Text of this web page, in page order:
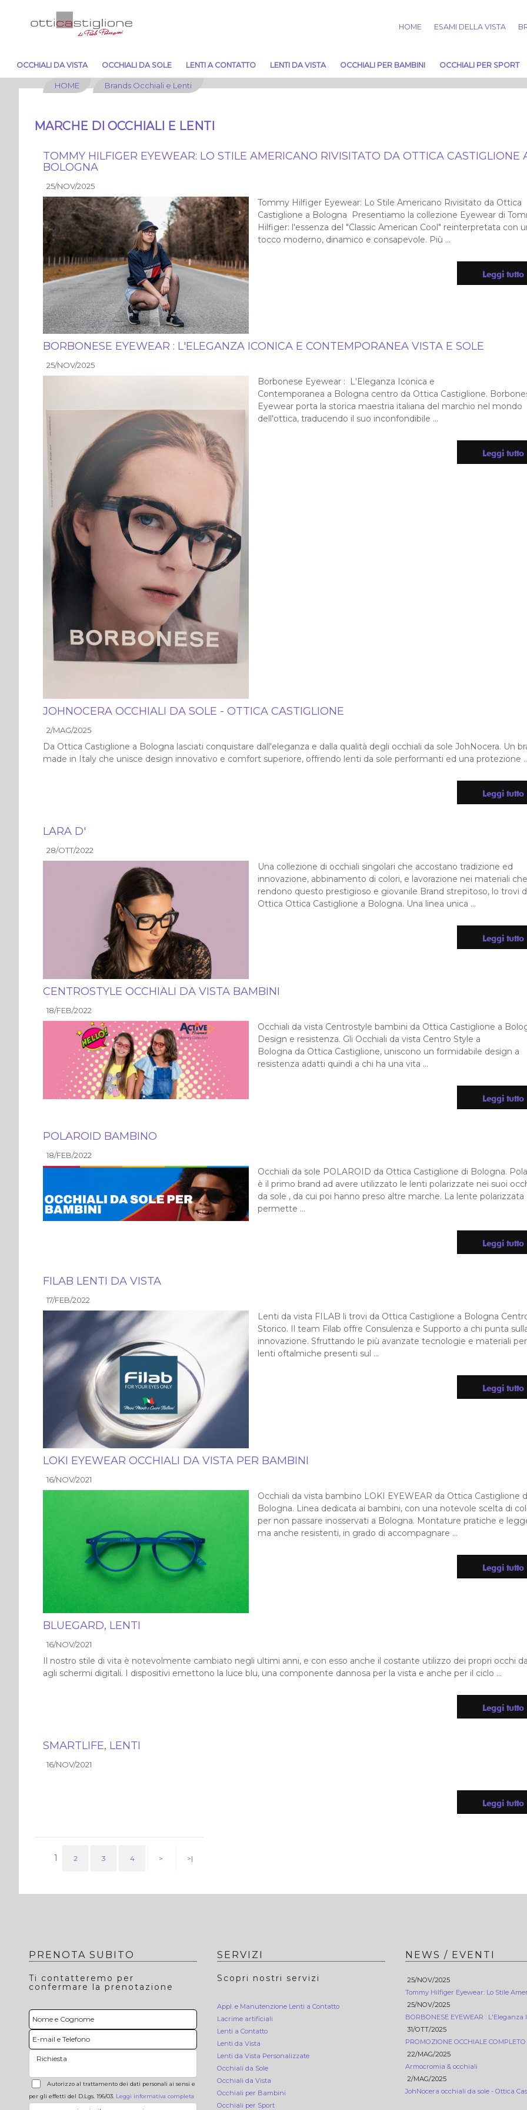
HOME ESAMI DELLA VISTA
OCCHIALI DA VISTA OCCHIALI DA SOLE LENTI A CONTATTO LENTI DA VISTA OCCHIALI PER BAMBINI OCCHIALI PER SPORT
HOME Brands Occhiali e Lenti
MARCHE DI OCCHIALI E LENTI
TOMMY HILFIGER EYEWEAR: LO STILE AMERICANO RIVISITATO DA OTTICA CASTIGLIONE
BOLOGNA
25/NOV/2025
Tommy Hilfiger Eyewear: Lo Stile Americano Rivisitato da Ottica
Castiglione a Bologna Presentiamo la collezione Eyewear di
Hilfiger: l'essenza del "Classic American Cool" reinterpretata con
tocco moderno, dinamico e consapevole. Più ...
Leggi tutto
BORBONESE EYEWEAR : L'ELEGANZA ICONICA E CONTEMPORANEA VISTA E SOLE
25/NOV/2025
Borbonese Eyewear : L'Eleganza Iconica e
Contemporanea a Bologna centro da Ottica Castiglione.
Eyewear porta la storica maestria italiana del marchio nel mondo
dell'ottica, traducendo il suo inconfondibile ...
Leggi tutto
JOHNOCERA OCCHIALI DA SOLE - OTTICA CASTIGLIONE
2/MAG/2025
Da Ottica Castiglione a Bologna lasciati conquistare dall'eleganza e dalla qualità degli occhiali da sole JohNocera. Un
made in Italy che unisce design innovativo e comfort superiore, offrendo lenti da sole performanti ed una protezione
Leggi tutto
LARA D'
28/OTT/2022
Una collezione di occhiali singolari che accostano tradizione ed
innovazione, abbinamento di colori, e lavorazione nei materiali che
rendono questo prestigioso e giovanile Brand strepitoso, lo trovi
Ottica Ottica Castiglione a Bologna. Una linea unica ...
Leggi tutto
CENTROSTYLE OCCHIALI DA VISTA BAMBINI
18/FEB/2022
Occhiali da vista Centrostyle bambini da Ottica Castiglione a
Design e resistenza. Gli Occhiali da vista Centro Style a
Bologna da Ottica Castiglione, uniscono un formidabile design a
resistenza adatti quindi a chi ha una vita ...
Leggi tutto
POLAROID BAMBINO
18/FEB/2022
Occhiali da sole POLAROID da Ottica Castiglione di Bologna.
è il primo brand ad avere utilizzato le lenti polarizzate nei suoi
da sole , da cui poi hanno preso altre marche. La lente polarizzata
permette ...
Leggi tutto
FILAB LENTI DA VISTA
17/FEB/2022
Lenti da vista FILAB li trovi da Ottica Castiglione a Bologna
Storico. Il team Filab offre Consulenza e Supporto a chi punta
innovazione. Sfruttando le più avanzate tecnologie e materiali
lenti oftalmiche presenti sul ...
Leggi tutto
LOKI EYEWEAR OCCHIALI DA VISTA PER BAMBINI
16/NOV/2021
Occhiali da vista bambino LOKI EYEWEAR da Ottica Castiglione
Bologna. Linea dedicata ai bambini, con una notevole scelta di
per non passare inosservati a Bologna. Montature pratiche e
ma anche resistenti, in grado di accompagnare ...
Leggi tutto
BLUEGARD, LENTI
16/NOV/2021
Il nostro stile di vita è notevolmente cambiato negli ultimi anni, e con esso anche il costante utilizzo dei propri occhi
agli schermi digitali. I dispositivi emettono la luce blu, una componente dannosa per la vista e anche per il ciclo ...
Leggi tutto
SMARTLIFE, LENTI
16/NOV/2021
Leggi tutto
1 2 3 4 > >|
PRENOTA SUBITO
Ti contatteremo per
confermare la prenotazione
Autorizzo al trattamento dei dati personali ai sensi e
per gli effetti del D.Lgs. 196/03. Leggi informativa completa
SERVIZI
Scopri nostri servizi
Appl. e Manutenzione Lenti a Contatto
Lacrime artificiali
Lenti a Contatto
Lenti da Vista
Lenti da Vista Personalizzate
Occhiali da Sole
Occhiali da Vista
Occhiali per Bambini
Occhiali per Sport
NEWS / EVENTI
25/NOV/2025
Tommy Hilfiger Eyewear: Lo Stile
25/NOV/2025
BORBONESE EYEWEAR :
31/OTT/2025
PROMOZIONE OCCHIALE
22/MAG/2025
Armocromia & occhiali
2/MAG/2025
JohNocera occhiali da sole - Ottica